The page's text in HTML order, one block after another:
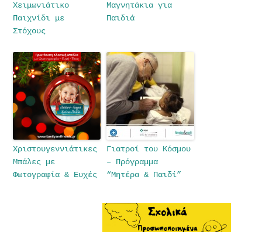
Χειμωνιάτικο
Παιχνίδι με
Στόχους
Μαγνητάκια για
Παιδιά
Χριστουγεννιάτικες
Μπάλες με
Φωτογραφία & Ευχές
Γιατροί του Κόσμου
– Πρόγραμμα
“Μητέρα & Παιδί”